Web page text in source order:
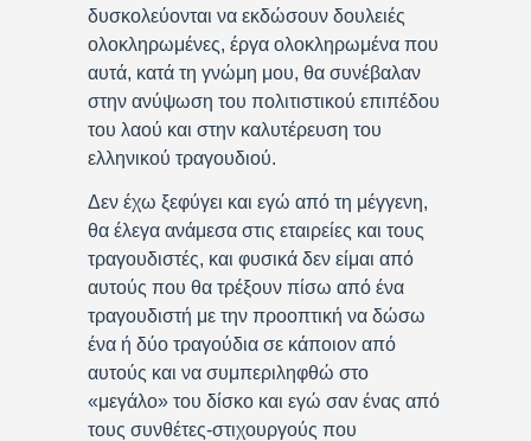
δυσκολεύονται να εκδώσουν δουλειές
ολοκληρωμένες, έργα ολοκληρωμένα που
αυτά, κατά τη γνώμη μου, θα συνέβαλαν
στην ανύψωση του πολιτιστικού επιπέδου
του λαού και στην καλυτέρευση του
ελληνικού τραγουδιού.
Δεν έχω ξεφύγει και εγώ από τη μέγγενη,
θα έλεγα ανάμεσα στις εταιρείες και τους
τραγουδιστές, και φυσικά δεν είμαι από
αυτούς που θα τρέξουν πίσω από ένα
τραγουδιστή με την προοπτική να δώσω
ένα ή δύο τραγούδια σε κάποιον από
αυτούς και να συμπεριληφθώ στο
«μεγάλο» του δίσκο και εγώ σαν ένας από
τους συνθέτες-στιχουργούς που